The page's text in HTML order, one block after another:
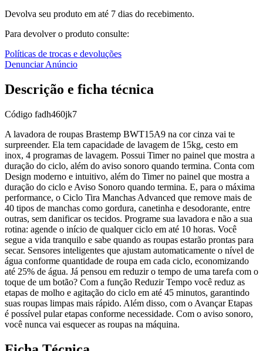
Devolva seu produto em até 7 dias do recebimento.
Para devolver o produto consulte:
Políticas de trocas e devoluções
Denunciar Anúncio
Descrição e ficha técnica
Código fadh460jk7
A lavadora de roupas Brastemp BWT15A9 na cor cinza vai te
surpreender. Ela tem capacidade de lavagem de 15kg, cesto em
inox, 4 programas de lavagem. Possui Timer no painel que mostra a
duração do ciclo, além do aviso sonoro quando termina. Conta com
Design moderno e intuitivo, além do Timer no painel que mostra a
duração do ciclo e Aviso Sonoro quando termina. E, para o máxima
performance, o Ciclo Tira Manchas Advanced que remove mais de
40 tipos de manchas como gordura, canetinha e desodorante, entre
outras, sem danificar os tecidos. Programe sua lavadora e não a sua
rotina: agende o início de qualquer ciclo em até 10 horas. Você
segue a vida tranquilo e sabe quando as roupas estarão prontas para
secar. Sensores inteligentes que ajustam automaticamente o nível de
água conforme quantidade de roupa em cada ciclo, economizando
até 25% de água. Já pensou em reduzir o tempo de uma tarefa com o
toque de um botão? Com a função Reduzir Tempo você reduz as
etapas de molho e agitação do ciclo em até 45 minutos, garantindo
suas roupas limpas mais rápido. Além disso, com o Avançar Etapas
é possível pular etapas conforme necessidade. Com o aviso sonoro,
você nunca vai esquecer as roupas na máquina.